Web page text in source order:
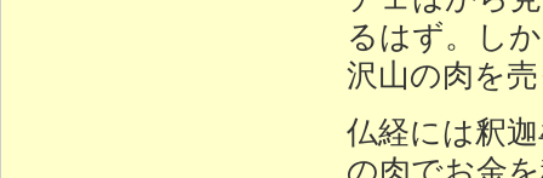
るはず。し
沢山の肉を
仏経には釈
の肉でお金